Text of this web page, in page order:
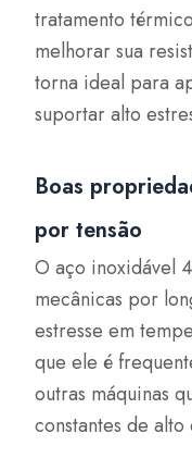
tratamento
melhorar sua
torna ideal para
suportar alto
Boas
por tensão
O aço inoxidável
mecânicas por
estresse em
que ele é
outras máquinas
constantes de